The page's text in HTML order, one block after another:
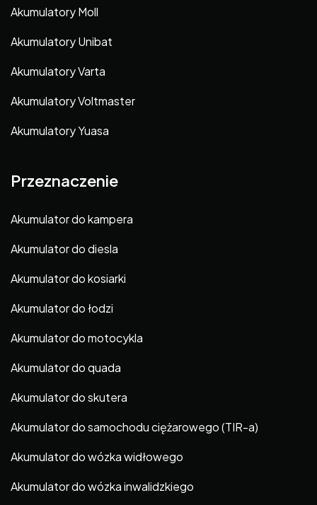
Akumulatory Moll
Akumulatory Unibat
Akumulatory Varta
Akumulatory Voltmaster
Akumulatory Yuasa
Przeznaczenie
Akumulator do kampera
Akumulator do diesla
Akumulator do kosiarki
Akumulator do łodzi
Akumulator do motocykla
Akumulator do quada
Akumulator do skutera
Akumulator do samochodu ciężarowego (TIR-a)
Akumulator do wózka widłowego
Akumulator do wózka inwalidzkiego